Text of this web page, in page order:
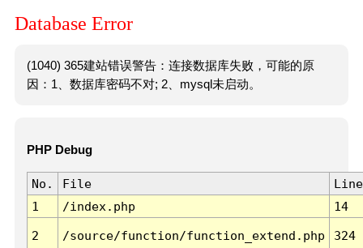
Database Error
(1040) 365建站错误警告：连接数据库失败，可能的原
因：1、数据库密码不对; 2、mysql未启动。
PHP Debug
No. File
Line
1
/index.php 14
2 /source/function/function_extend.php 324